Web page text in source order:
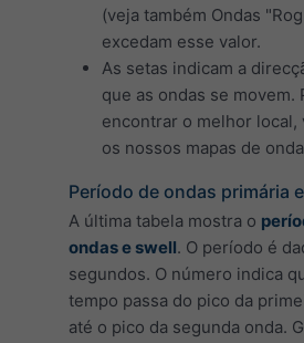
(veja também Ondas
excedam esse valor.
As setas indicam a
que as ondas se movem.
encontrar o melhor local,
os nossos mapas de
Período de ondas primária
A última tabela mostra o
ondas e swell. O período é
segundos. O número indica
tempo passa do pico da
até o pico da segunda onda.